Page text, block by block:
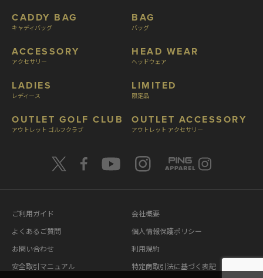
CADDY BAG
キャディバッグ
ACCESSORY
アクセサリー
LADIES
レディース
OUTLET GOLF CLUB
アウトレット ゴルフクラブ
BAG
バッグ
HEAD WEAR
ヘッドウェア
LIMITED
限定品
OUTLET ACCESSORY
アウトレット アクセサリー
ご利用ガイド
よくあるご質問
お問い合わせ
安全取引マニュアル
会社概要
個人情報保護ポリシー
利用規約
特定商取引法に基づく表記